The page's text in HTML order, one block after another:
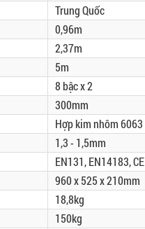
Trung Quốc
0,96m
2,37m
5m
8 bậc x 2
300mm
Hợp kim nhôm 6063
1,3 - 1,5mm
EN131, EN14183, CE
960 x 525 x 210mm
18,8kg
150kg